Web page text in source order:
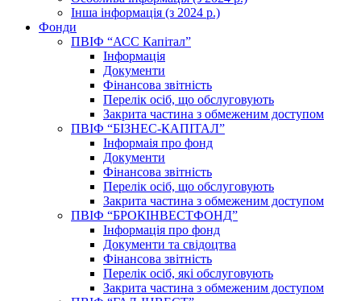
Інша інформація (з 2024 р.)
Фонди
ПВІФ “АСС Капітал”
Інформація
Документи
Фінансова звітність
Перелік осіб, що обслуговують
Закрита частина з обмеженим доступом
ПВІФ “БІЗНЕС-КАПІТАЛ”
Інформаія про фонд
Документи
Фінансова звітність
Перелік осіб, що обслуговують
Закрита частина з обмеженим доступом
ПВІФ “БРОКІНВЕСТФОНД”
Інформація про фонд
Документи та свідоцтва
Фінансова звітність
Перелік осіб, які обслуговують
Закрита частина з обмеженим доступом